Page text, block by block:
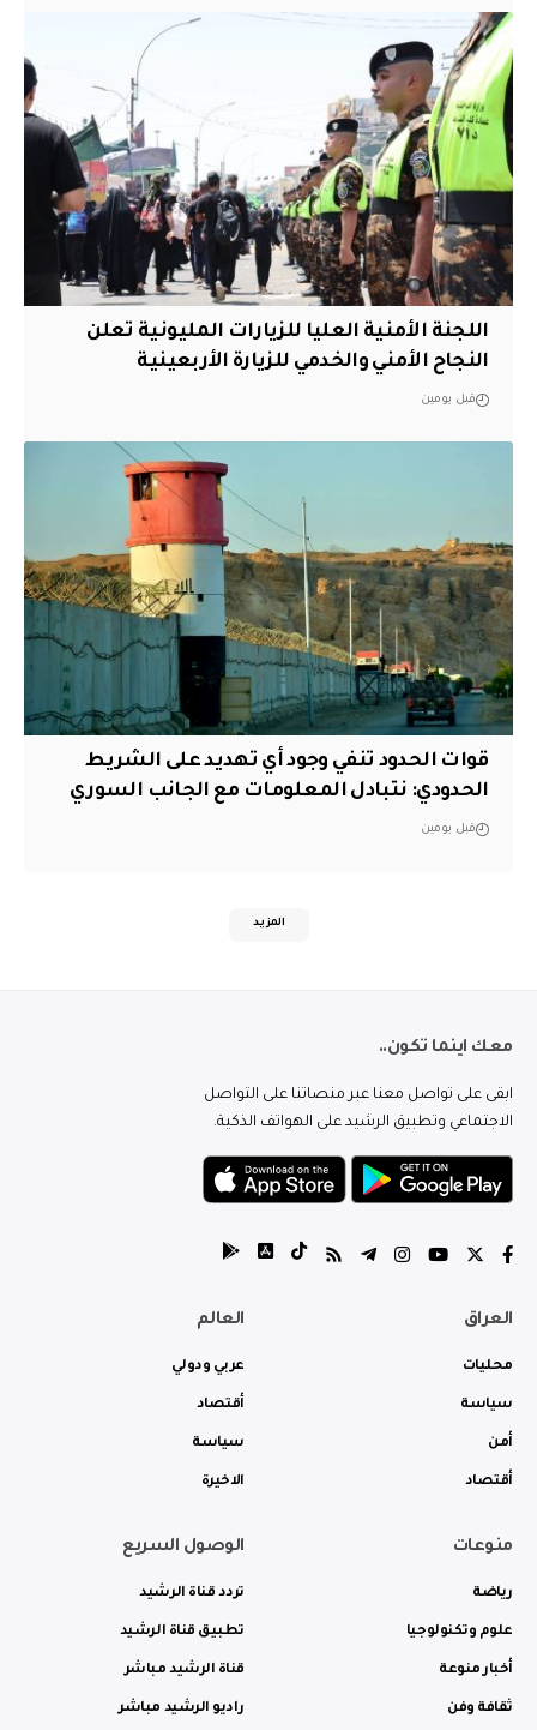
اللجنة الأمنية العليا للزيارات المليونية تعلن
النجاح الأمني والخدمي للزيارة الأربعينية
قبل يومين
قوات الحدود تنفي وجود أي تهديد على الشريط
الحدودي: نتبادل المعلومات مع الجانب السوري
قبل يومين
المزيد
معك اينما تكون..
ابقى على تواصل معنا عبر منصاتنا على التواصل
الاجتماعي وتطبيق الرشيد على الهواتف الذكية.
العراق
محليات
سياسة
أمن
أقتصاد
العالم
عربي ودولي
أقتصاد
سياسة
الاخيرة
منوعات
رياضة
علوم وتكنولوجيا
أخبار منوعة
ثقافة وفن
الوصول السريع
تردد قناة الرشيد
تطبيق قناة الرشيد
قناة الرشيد مباشر
راديو الرشيد مباشر